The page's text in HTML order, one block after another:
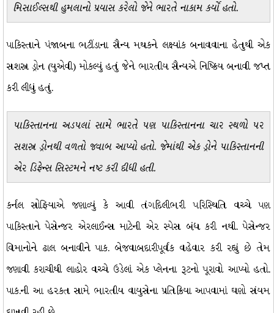
મિસાઈલ્સથી હુમલાનો પ્રયાસ કરેલો જેને ભારતે નાકામ કર્યો હતો.
પાકિસ્તાને પંજાબના ભટીંડાના સૈન્ય મથકને લક્ષ્યાંક બનાવવાના હેતુથી એક
સશસ્ત્ર ડ્રોન (યુએવી) મોકલ્યું હતું જેને ભારતીય સૈન્યએ નિષ્ક્રિય બનાવી જપ્ત
કરી લીધું હતું.
પાકિસ્તાનના અડપલાં સામે ભારતે પણ પાકિસ્તાનના ચાર સ્થળો પર
સશસ્ત્ર ડ્રોનથી વળતો જવાબ આપ્યો હતો. જેમાંથી એક ડ્રોને પાકિસ્તાનની
એર ડિફેન્સ સિસ્ટમને નષ્ટ કરી દીધી હતી.
કર્નલ સોફિયાએ જણાવ્યું કે આવી તંગદિલીભરી પરિસ્થિતિ વચ્ચે પણ
પાકિસ્તાને પેસેન્જર એરલાઈન્સ માટેની એર સ્પેસ બંધ કરી નથી. પેસેન્જર
વિમાનોને ઢાલ બનાવીને પાક. બેજવાબદારીપૂર્વક વહેવાર કરી રહ્યું છે તેમ
જણાવી કરાચીથી લાહોર વચ્ચે ઉડેલાં એક પ્લેનના રૂટનો પૂરાવો આપ્યો હતો.
પાક.ની આ હરકત સામે ભારતીય વાયુસેના પ્રતિક્રિયા આપવામાં ઘણો સંયમ